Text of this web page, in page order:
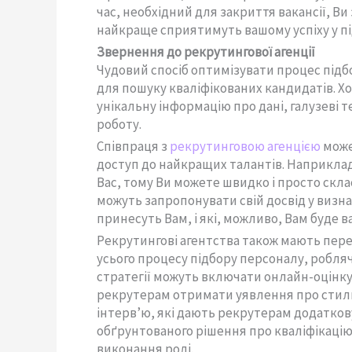
час, необхідний для закриття вакансії,
найкраще сприятимуть вашому успіху у
Звернення до рекрутингової агенції
Чудовий спосіб оптимізувати процес
для пошуку кваліфікованих кандидатів.
унікальну інформацію про дані, галузеві
роботу.
Співпраця з рекрутинговою агенцією
доступ до найкращих талантів.
Вас, тому Ви можете швидко і просто
можуть запропонувати свій досвід у
принесуть Вам, і які, можливо, Вам буде
Рекрутингові агентства також мають
усього процесу підбору персоналу,
стратегії можуть включати онлайн-
рекрутерам отримати уявлення про
інтерв’ю, які дають рекрутерам
обґрунтованого рішення про